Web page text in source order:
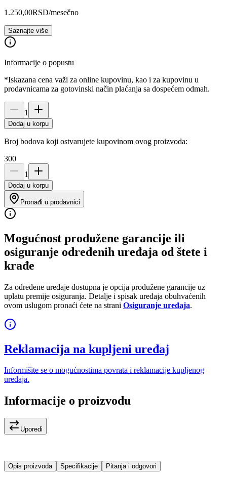
1.250,00RSD/mesečno
Saznajte više
Informacije o popustu
*Iskazana cena važi za online kupovinu, kao i za kupovinu u
prodavnicama za gotovinski način plaćanja sa dospećem odmah.
1
Dodaj u korpu
Broj bodova koji ostvarujete kupovinom ovog proizvoda:
300
1
Dodaj u korpu
Pronađi u prodavnici
Mogućnost produžene garancije ili
osiguranje određenih uređaja od štete i
krađe
Za određene uređaje dostupna je opcija produžene garancije uz
uplatu premije osiguranja. Detalje i spisak uređaja obuhvaćenih
ovom uslugom pronaći ćete na strani Osiguranje uređaja.
Reklamacija na kupljeni uređaj
Informišite se o mogućnostima povrata i reklamacije kupljenog
uređaja.
Informacije o proizvodu
Uporedi
Opis proizvoda Specifikacije Pitanja i odgovori